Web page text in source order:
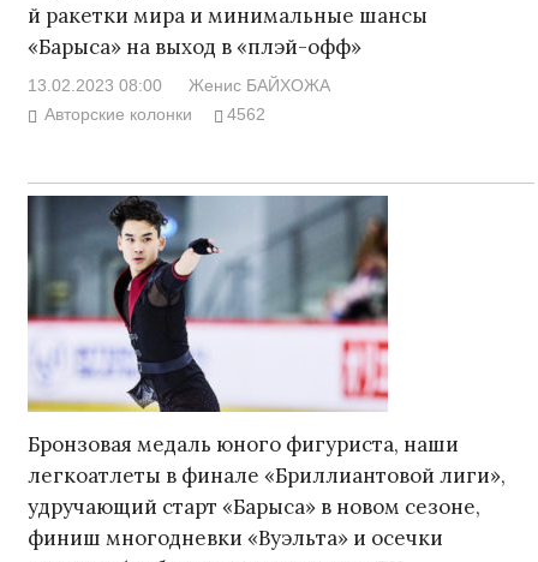
й ракетки мира и минимальные шансы
«Барыса» на выход в «плэй-офф»
13.02.2023 08:00
Женис БАЙХОЖА
Авторские колонки
4562
Бронзовая медаль юного фигуриста, наши
легкоатлеты в финале «Бриллиантовой лиги»,
удручающий старт «Барыса» в новом сезоне,
финиш многодневки «Вуэльта» и осечки